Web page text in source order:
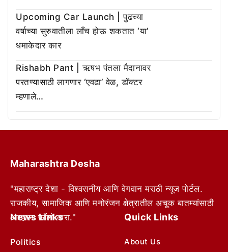
Upcoming Car Launch | पुढच्या
वर्षाच्या सुरुवातीला लाँच होऊ शकतात ‘या’
धमाकेदार कार
Rishabh Pant | ऋषभ पंतला मैदानावर
परतण्यासाठी लागणार ‘एवढा’ वेळ, डॉक्टर
म्हणाले…
Maharashtra Desha
"महाराष्ट्र देशा - विश्वसनीय आणि वेगवान मराठी न्यूज पोर्टल.
राजकीय, सामाजिक आणि मनोरंजन क्षेत्रातील अचूक बातम्यांसाठी
आम्हाला फॉलो करा."
News Links
Politics
Quick Links
About Us